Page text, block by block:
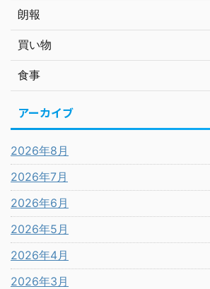
朗報
買い物
食事
アーカイブ
2026年8月
2026年7月
2026年6月
2026年5月
2026年4月
2026年3月